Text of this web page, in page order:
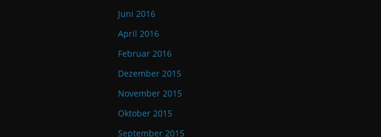
Juni 2016
April 2016
Februar 2016
Dezember 2015
November 2015
Oktober 2015
September 2015